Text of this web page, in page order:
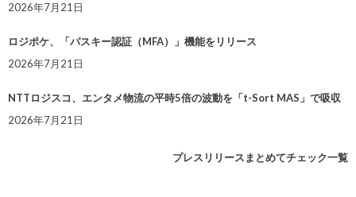
2026年7月21日
ロジポケ、「パスキー認証（MFA）」機能をリリース
2026年7月21日
NTTロジスコ、エンタメ物流の平時5倍の波動を「t-Sort MAS」で吸収
2026年7月21日
プレスリリースまとめてチェック一覧